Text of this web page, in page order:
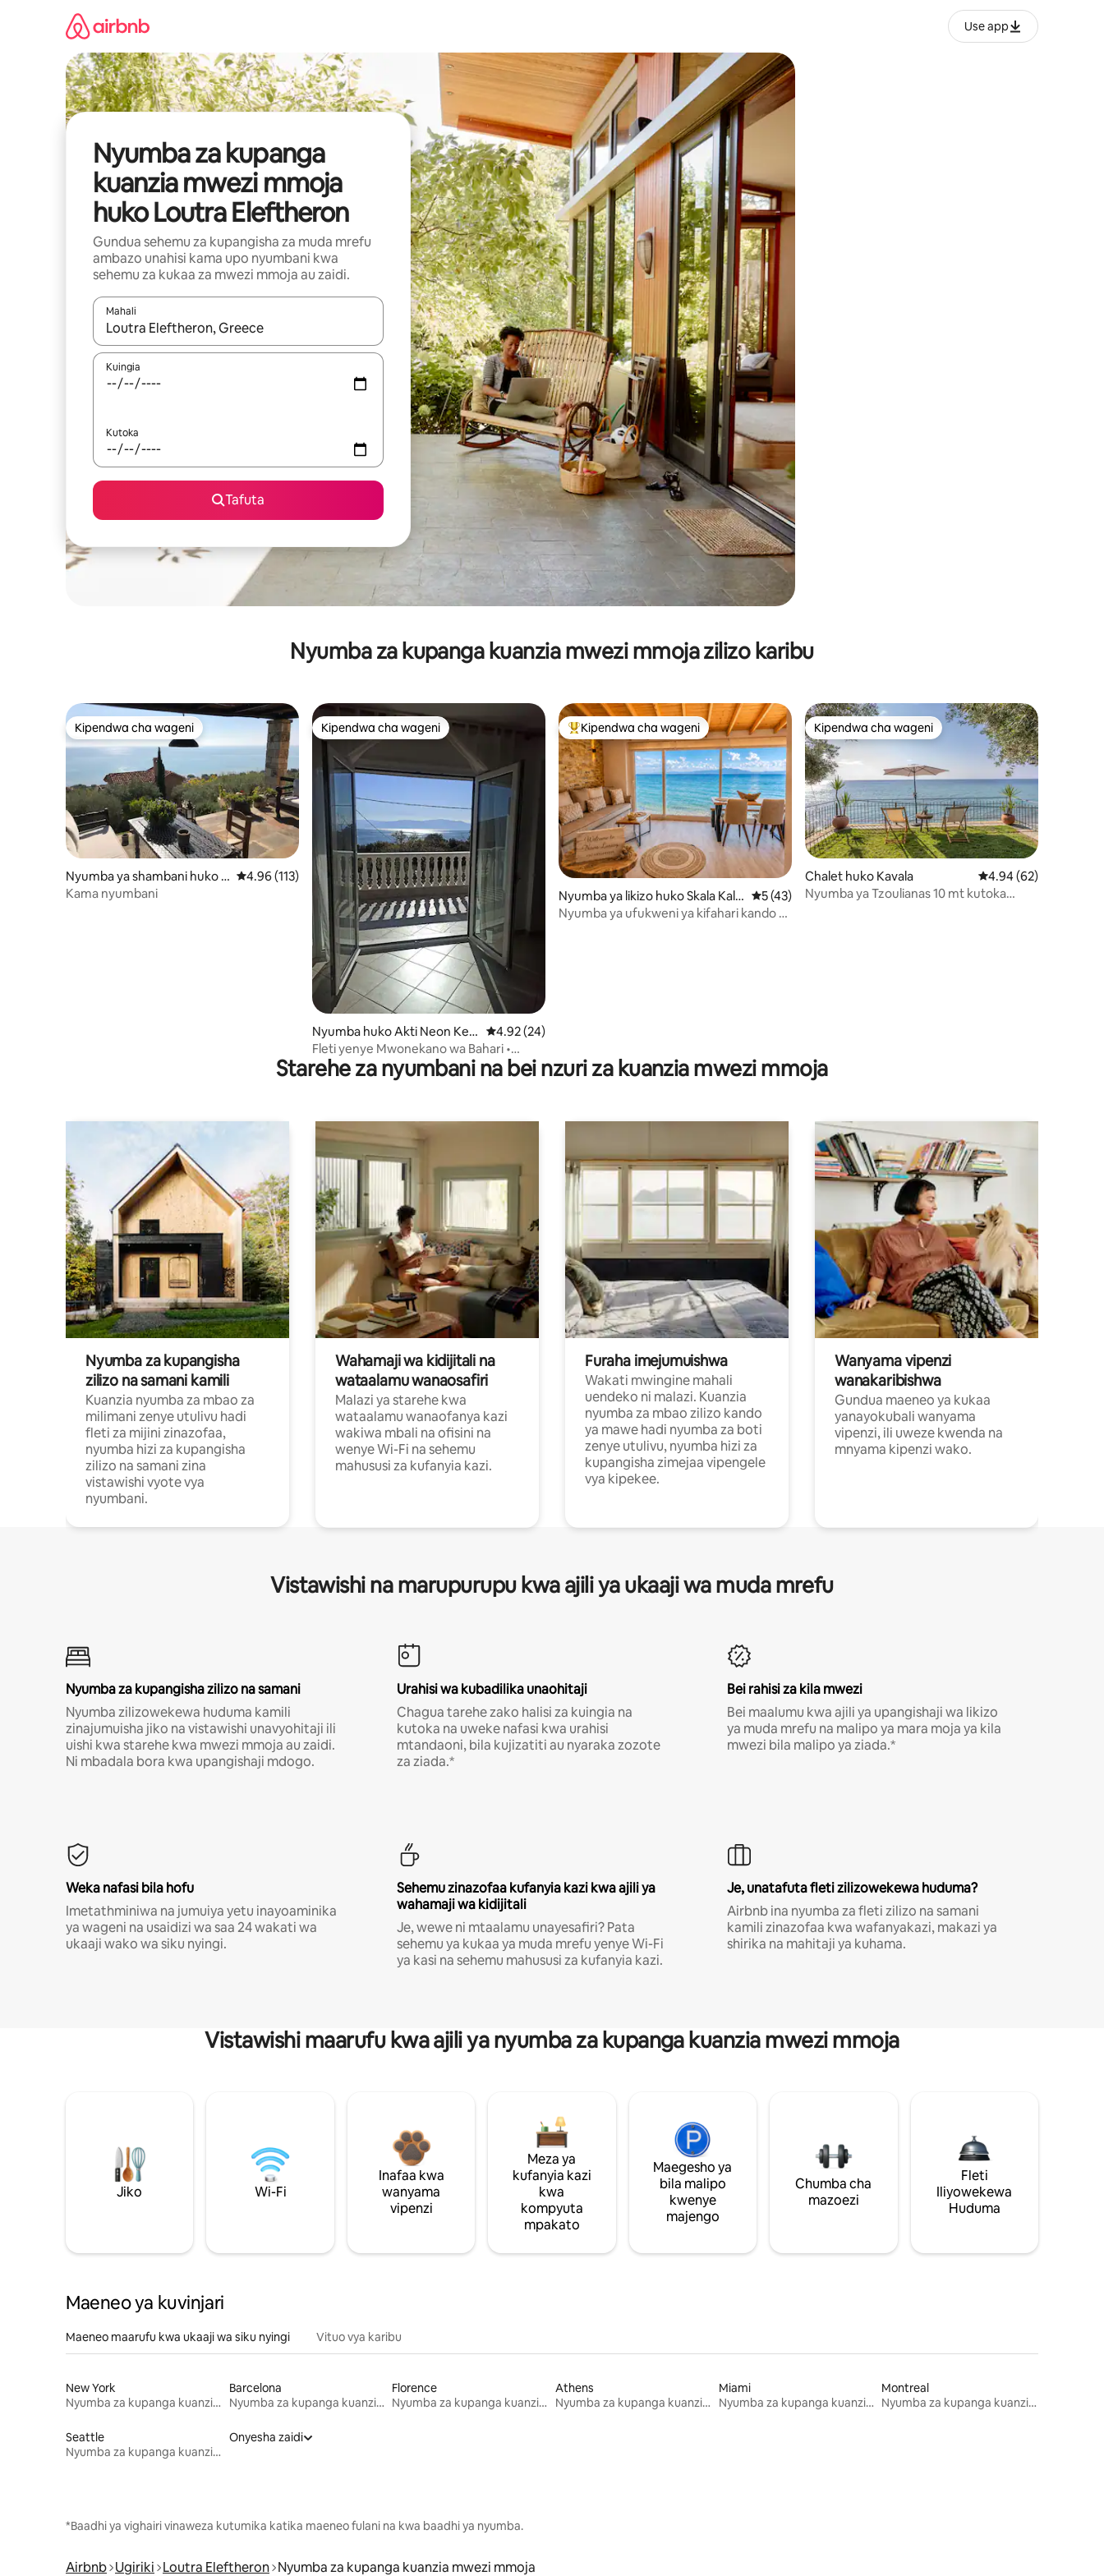
Use app
Nyumba za kupanga
kuanzia mwezi mmoja
huko Loutra Eleftheron
Gundua sehemu za kupangisha za muda mrefu
ambazo unahisi kama upo nyumbani kwa
sehemu za kukaa za mwezi mmoja au zaidi.
Mahali
Wakati matokeo yanapatikana, vinjari kwa kutumia vitufe vya vishale vya juu na chini au uchunguze kwa kugusa au kutelezesha kidole kwenye ishara.
Kuingia
Kutoka
Tafuta
Nyumba za kupanga kuanzia mwezi mmoja zilizo karibu
Kipendwa cha wageni
Kipendwa cha wageni
Nyumba ya shambani huko K
avala
Ukadiriaji wa wastani wa 4.96 kati ya 5, tathmini 113
4.96 (113)
Kama nyumbani
Kipendwa cha wageni
Kipendwa cha wageni
Nyumba huko Akti Neon Ker
dilion
Ukadiriaji wa wastani wa 4.92 kati ya 5, tathmini 24
4.92 (24)
Fleti yenye Mwonekano wa Bahari •
Mionekano ya Mandhari. Hatua chache
kwenda baharini.
Kipendwa maarufu cha wageni
Kipendwa cha wageni
Nyumba ya likizo huko Skala Kallir
achis
Ukadiriaji wa wastani wa 5 kati ya 5, tathmini 43
5 (43)
Nyumba ya ufukweni ya kifahari kando ya
Kipendwa cha wageni
Kipendwa cha wageni
Chalet huko Kavala Ukadiriaji wa wastani
4.94 (62)
Nyumba ya Tzoulianas 10 mt kutoka
Starehe za nyumbani na bei nzuri za kuanzia mwezi mmoja
Nyumba za kupangisha
zilizo na samani kamili
Kuanzia nyumba za mbao za
milimani zenye utulivu hadi
fleti za mijini zinazofaa,
nyumba hizi za kupangisha
zilizo na samani zina
vistawishi vyote vya
nyumbani.
Wahamaji wa kidijitali na
wataalamu wanaosafiri
Malazi ya starehe kwa
wataalamu wanaofanya kazi
wakiwa mbali na ofisini na
wenye Wi-Fi na sehemu
mahususi za kufanyia kazi.
Furaha imejumuishwa
Wakati mwingine mahali
uendeko ni malazi. Kuanzia
nyumba za mbao zilizo kando
ya mawe hadi nyumba za boti
zenye utulivu, nyumba hizi za
kupangisha zimejaa vipengele
vya kipekee.
Wanyama vipenzi
wanakaribishwa
Gundua maeneo ya kukaa
yanayokubali wanyama
vipenzi, ili uweze kwenda na
mnyama kipenzi wako.
Vistawishi na marupurupu kwa ajili ya ukaaji wa muda mrefu
Nyumba za kupangisha zilizo na samani
Nyumba zilizowekewa huduma kamili
zinajumuisha jiko na vistawishi unavyohitaji ili
uishi kwa starehe kwa mwezi mmoja au zaidi.
Ni mbadala bora kwa upangishaji mdogo.
Urahisi wa kubadilika unaohitaji
Chagua tarehe zako halisi za kuingia na
kutoka na uweke nafasi kwa urahisi
mtandaoni, bila kujizatiti au nyaraka zozote
za ziada.*
Bei rahisi za kila mwezi
Bei maalumu kwa ajili ya upangishaji wa likizo
ya muda mrefu na malipo ya mara moja ya kila
mwezi bila malipo ya ziada.*
Weka nafasi bila hofu
Imetathminiwa na jumuiya yetu inayoaminika
ya wageni na usaidizi wa saa 24 wakati wa
ukaaji wako wa siku nyingi.
Sehemu zinazofaa kufanyia kazi kwa ajili ya
wahamaji wa kidijitali
Je, wewe ni mtaalamu unayesafiri? Pata
sehemu ya kukaa ya muda mrefu yenye Wi-Fi
ya kasi na sehemu mahususi za kufanyia kazi.
Je, unatafuta fleti zilizowekewa huduma?
Airbnb ina nyumba za fleti zilizo na samani
kamili zinazofaa kwa wafanyakazi, makazi ya
shirika na mahitaji ya kuhama.
Vistawishi maarufu kwa ajili ya nyumba za kupanga kuanzia mwezi mmoja
Jiko Wi-Fi
Inafaa kwa
wanyama
vipenzi
Meza ya
kufanyia kazi
kwa
kompyuta
mpakato
Maegesho ya
bila malipo
kwenye
majengo
Chumba cha
mazoezi
Fleti
Iliyowekewa
Huduma
Maeneo ya kuvinjari
Maeneo maarufu kwa ukaaji wa siku nyingi Vituo vya karibu
New York
Nyumba za kupanga kuanzia mwezi mmoja
Barcelona
Nyumba za kupanga kuanzia mwezi mmoja
Florence
Nyumba za kupanga kuanzia mwezi mmoja
Athens
Nyumba za kupanga kuanzia mwezi mmoja
Miami
Nyumba za kupanga kuanzia mwezi mmoja
Montreal
Nyumba za kupanga kuanzia mwezi mmoja
Seattle
Nyumba za kupanga kuanzia mwezi mmoja
Onyesha zaidi
*Baadhi ya vighairi vinaweza kutumika katika maeneo fulani na kwa baadhi ya nyumba.
Airbnb Ugiriki Loutra Eleftheron Nyumba za kupanga kuanzia mwezi mmoja